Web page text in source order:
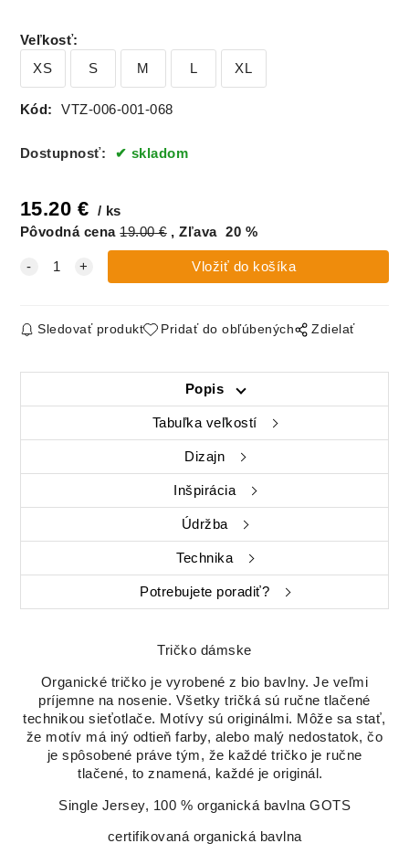
Veľkosť:
XS
S M L XL
Kód: VTZ-006-001-068
Dostupnosť: skladom
15.20 €
ks
Pôvodná cena 19.00€ Zľava 20 %
Sledovať produkt Pridať do obľúbených Zdielať
Popis
Tabuľka veľkostí
Dizajn
Inšpirácia
Údržba
Technika
Potrebujete poradiť?
Tričko dámske
Organické tričko je vyrobené z bio bavlny. Je veľmi
príjemne na nosenie. Všetky tričká sú ručne tlačené
technikou sieťotlače. Motívy sú originálmi. Môže sa stať,
že motív má iný odtieň farby, alebo malý nedostatok, čo
je spôsobené práve tým, že každé tričko je ručne
tlačené, to znamená, každé je originál.
Single Jersey, 100 % organická bavlna GOTS
certifikovaná organická bavlna